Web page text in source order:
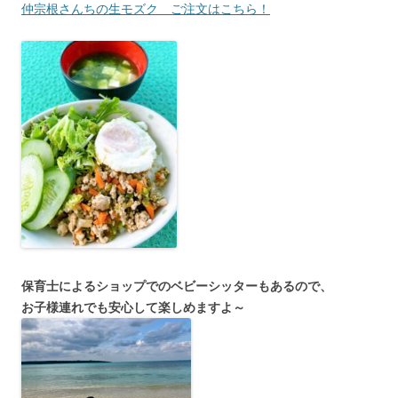
仲宗根さんちの生モズク ご注文はこちら！
保育士によるショップでのベビーシッターもあるので、
お子様連れでも安心して楽しめますよ～